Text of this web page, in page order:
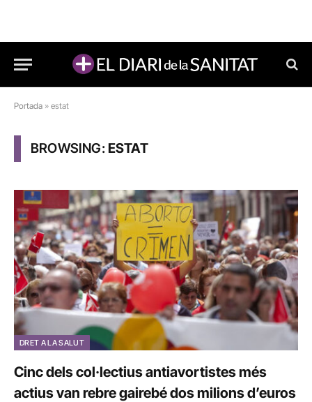
Portada » estat
BROWSING:ESTAT
DRET A LA SALUT
Cinc dels col·lectius antiavortistes més
actius van rebre gairebé dos milions d’euros